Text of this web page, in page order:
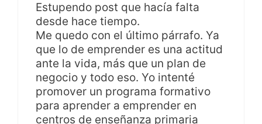
Estupendo post que hacía falta
desde hace tiempo.
Me quedo con el último párrafo. Ya
que lo de emprender es una actitud
ante la vida, más que un plan de
negocio y todo eso. Yo intenté
promover un programa formativo
para aprender a emprender en
centros de enseñanza primaria